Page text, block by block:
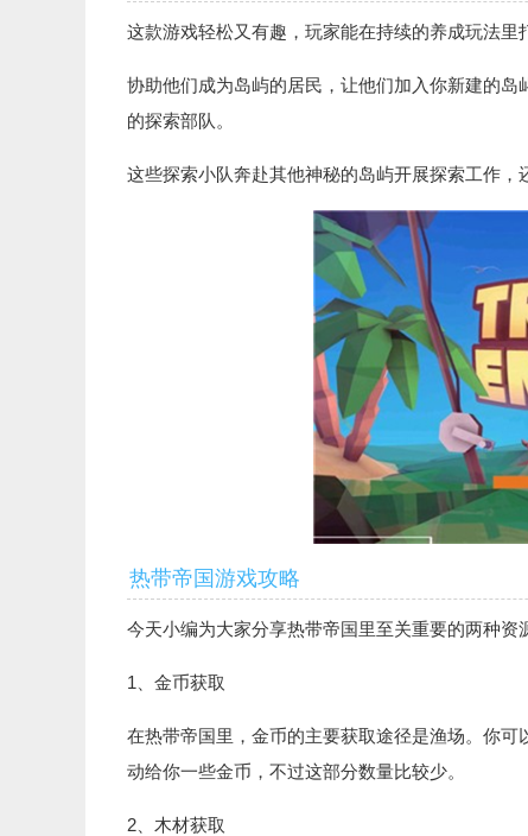
这款游戏轻松又有趣，玩家能在持续的养成玩法里
协助他们成为岛屿的居民，让他们加入你新建的
的探索部队。
这些探索小队奔赴其他神秘的岛屿开展探索工作，
热带帝国游戏攻略
今天小编为大家分享热带帝国里至关重要的两种
1、金币获取
在热带帝国里，金币的主要获取途径是渔场。你
动给你一些金币，不过这部分数量比较少。
2、木材获取